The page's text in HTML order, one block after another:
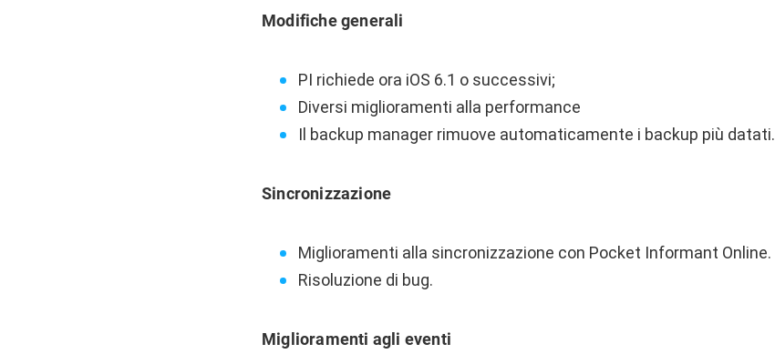
Modifiche generali
PI richiede ora iOS 6.1 o successivi;
Diversi miglioramenti alla performance
Il backup manager rimuove automaticamente i backup più datati.
Sincronizzazione
Miglioramenti alla sincronizzazione con Pocket Informant Online.
Risoluzione di bug.
Miglioramenti agli eventi